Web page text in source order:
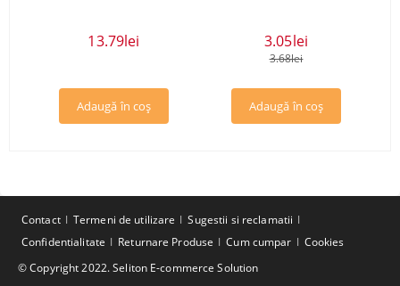
13.79lei 3.05lei
3.68lei
© Copyright 2022. Seliton E-commerce Solution
Contact Termeni de utilizare
Sugestii si reclamatii
Confidentialitate
Returnare Produse Cum cumpar Cookies